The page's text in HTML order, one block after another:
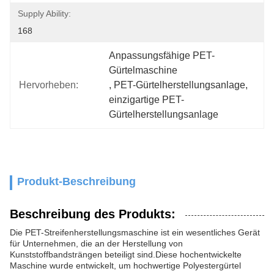
Supply Ability:
168
Hervorheben:
Anpassungsfähige PET-
Gürtelmaschine
, PET-Gürtelherstellungsanlage,
einzigartige PET-
Gürtelherstellungsanlage
Produkt-Beschreibung
Beschreibung des Produkts:
Die PET-Streifenherstellungsmaschine ist ein wesentliches Gerät
für Unternehmen, die an der Herstellung von
Kunststoffbandsträngen beteiligt sind.Diese hochentwickelte
Maschine wurde entwickelt, um hochwertige Polyestergürtel